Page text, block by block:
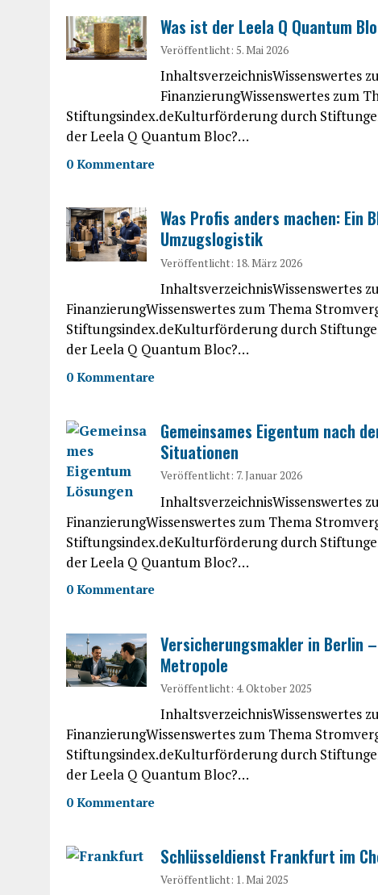
Was ist der Leela Q Quantum
Veröffentlicht: 5. Mai 2026
InhaltsverzeichnisWissenswertes
FinanzierungWissenswertes zum
Stiftungsindex.deKulturförderung durch
der Leela Q Quantum Bloc?…
0 Kommentare
Was Profis anders machen:
Umzugslogistik
Veröffentlicht: 18. März 2026
InhaltsverzeichnisWissenswertes
FinanzierungWissenswertes zum Thema
Stiftungsindex.deKulturförderung durch
der Leela Q Quantum Bloc?…
0 Kommentare
Gemeinsames Eigentum nach
Situationen
Veröffentlicht: 7. Januar 2026
InhaltsverzeichnisWissenswertes
FinanzierungWissenswertes zum Thema
Stiftungsindex.deKulturförderung durch
der Leela Q Quantum Bloc?…
0 Kommentare
Versicherungsmakler in Berlin
Metropole
Veröffentlicht: 4. Oktober 2025
InhaltsverzeichnisWissenswertes
FinanzierungWissenswertes zum Thema
Stiftungsindex.deKulturförderung durch
der Leela Q Quantum Bloc?…
0 Kommentare
Schlüsseldienst Frankfurt im
Veröffentlicht: 1. Mai 2025